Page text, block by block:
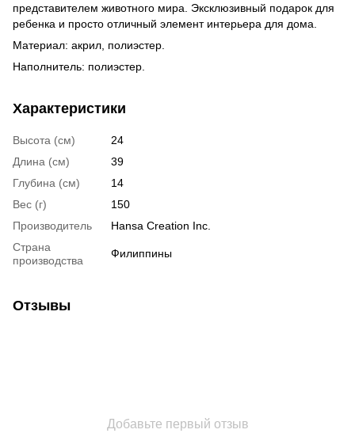
представителем животного мира. Эксклюзивный подарок для
ребенка и просто отличный элемент интерьера для дома.
Материал: акрил, полиэстер.
Наполнитель: полиэстер.
Характеристики
Высота (см)
24
Длина (см)
39
Глубина (см)
14
Вес (г)
150
Производитель
Hansa Creation Inc.
Страна
производства
Филиппины
Отзывы
Добавьте первый отзыв